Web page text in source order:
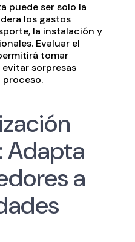
puede ser solo la
los gastos
la instalación y
Evaluar el
tomar
sorpresas
proceso.
Adapta
a